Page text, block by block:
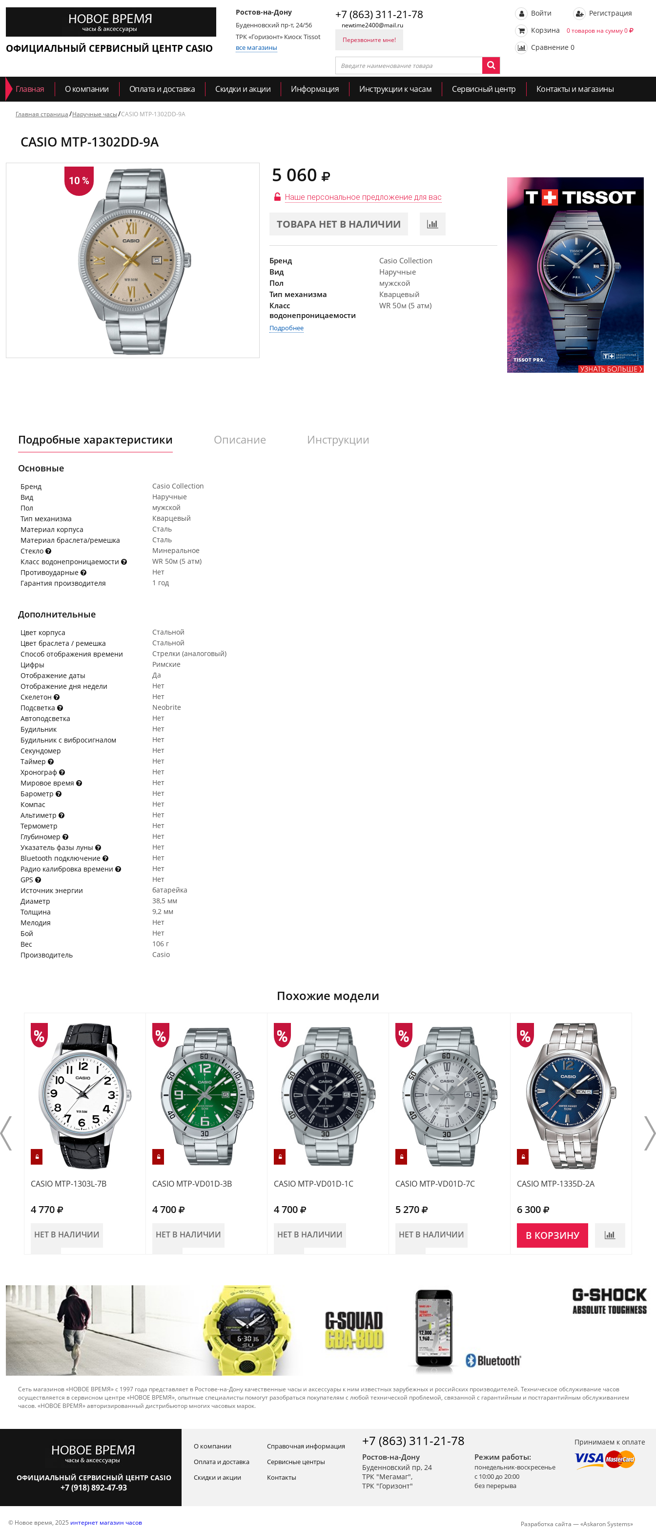
ОФИЦИАЛЬНЫЙ СЕРВИСНЫЙ ЦЕНТР CASIO
Ростов-на-Дону
Буденновский пр-т, 24/56
ТРК «Горизонт» Киоск Tissot
все магазины
+7 (863) 311-21-78
newtime2400@mail.ru
Перезвоните мне!
Войти
Регистрация
Корзина
0 товаров на сумму 0
Сравнение 0
Главная О компании Оплата и доставка Скидки и акции Информация Инструкции к часам Сервисный центр Контакты и магазины
Главная страница Наручные часы CASIO MTP-1302DD-9A
CASIO MTP-1302DD-9A
10 % 5 060
Наше персональное предложение для вас
ТОВАРА НЕТ В НАЛИЧИИ
Бренд
Casio Collection
Вид
Наручные
Пол
мужской
Тип механизма
Кварцевый
Класс
водонепроницаемости
WR 50м (5 атм)
Подробнее
Подробные характеристики Описание Инструкции
Основные
Бренд
Casio Collection
Вид
Наручные
Пол
мужской
Тип механизма
Кварцевый
Материал корпуса
Сталь
Материал браслета/ремешка
Сталь
Стекло
Минеральное
Класс водонепроницаемости
WR 50м (5 атм)
Противоударные
Нет
Гарантия производителя
1 год
Дополнительные
Цвет корпуса
Стальной
Цвет браслета / ремешка
Стальной
Способ отображения времени
Стрелки (аналоговый)
Цифры
Римские
Отображение даты
Да
Отображение дня недели
Нет
Скелетон
Нет
Подсветка
Neobrite
Автоподсветка
Нет
Будильник
Нет
Будильник с вибросигналом
Нет
Секундомер
Нет
Таймер
Нет
Хронограф
Нет
Мировое время
Нет
Барометр
Нет
Компас
Нет
Альтиметр
Нет
Термометр
Нет
Глубиномер
Нет
Указатель фазы луны
Нет
Bluetooth подключение
Нет
Радио калибровка времени
Нет
GPS
Нет
Источник энергии
батарейка
Диаметр
38,5 мм
Толщина
9,2 мм
Мелодия
Нет
Бой
Нет
Вес
106 г
Производитель
Casio
Похожие модели
CASIO MTP-1303L-7B
4 770
НЕТ В НАЛИЧИИ
CASIO MTP-VD01D-3B
4 700
НЕТ В НАЛИЧИИ
CASIO MTP-VD01D-1C
4 700
НЕТ В НАЛИЧИИ
CASIO MTP-VD01D-7C
5 270
НЕТ В НАЛИЧИИ
CASIO MTP-1335D-2A
6 300
В КОРЗИНУ
Сеть магазинов «НОВОЕ ВРЕМЯ» с 1997 года представляет в Ростове-на-Дону качественные часы и аксессуары к ним известных зарубежных и российских производителей. Техническое обслуживание часов
осуществляется в сервисном центре «НОВОЕ ВРЕМЯ», опытные специалисты помогут разобраться покупателям с любой технической проблемой, связанной с гарантийным и постгарантийным обслуживанием
часов. «НОВОЕ ВРЕМЯ» авторизированный дистрибьютор многих часовых марок.
ОФИЦИАЛЬНЫЙ СЕРВИСНЫЙ ЦЕНТР CASIO
+7 (918) 892-47-93
О компании
Оплата и доставка
Скидки и акции
Справочная информация
Сервисные центры
Контакты
+7 (863) 311-21-78
Режим работы:
понедельник-воскресенье
с 10:00 до 20:00
без перерыва
Ростов-на-Дону
Буденновский пр, 24
ТРК "Мегамаг",
ТРК "Горизонт"
Принимаем к оплате
© Новое время, 2025 интернет магазин часов Разработка сайта —«Askaron Systems»